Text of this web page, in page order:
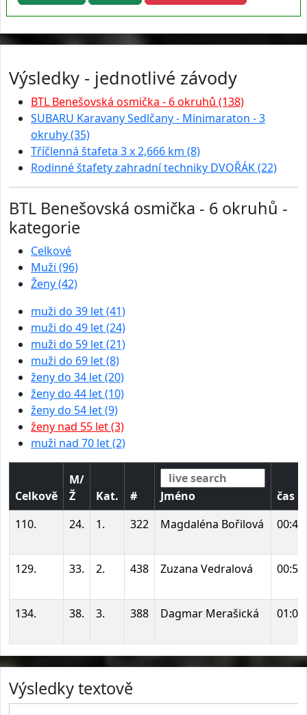
Výsledky - jednotlivé závody
BTL Benešovská osmička - 6 okruhů (138)
SUBARU Karavany Sedlčany - Minimaraton - 3
okruhy (35)
Tříčlenná štafeta 3 x 2,666 km (8)
Rodinné štafety zahradní techniky DVOŘÁK (22)
BTL Benešovská osmička - 6 okruhů -
kategorie
Celkové
Muži (96)
Ženy (42)
muži do 39 let (41)
muži do 49 let (24)
muži do 59 let (21)
muži do 69 let (8)
ženy do 34 let (20)
ženy do 44 let (10)
ženy do 54 let (9)
ženy nad 55 let (3)
muži nad 70 let (2)
Celkově
M/
Ž
Kat. # Jméno
čas
110.
24. 1. 322 Magdaléna Bořilová
129. 33. 2. 438 Zuzana Vedralová
134. 38. 3. 388 Dagmar Merašická
Výsledky textově